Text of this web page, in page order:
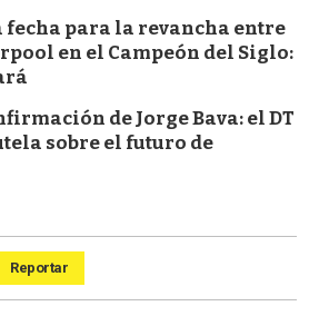
fecha para la revancha entre
en el Campeón del Siglo:
de Jorge Bava: el DT
sobre el futuro de
Reportar